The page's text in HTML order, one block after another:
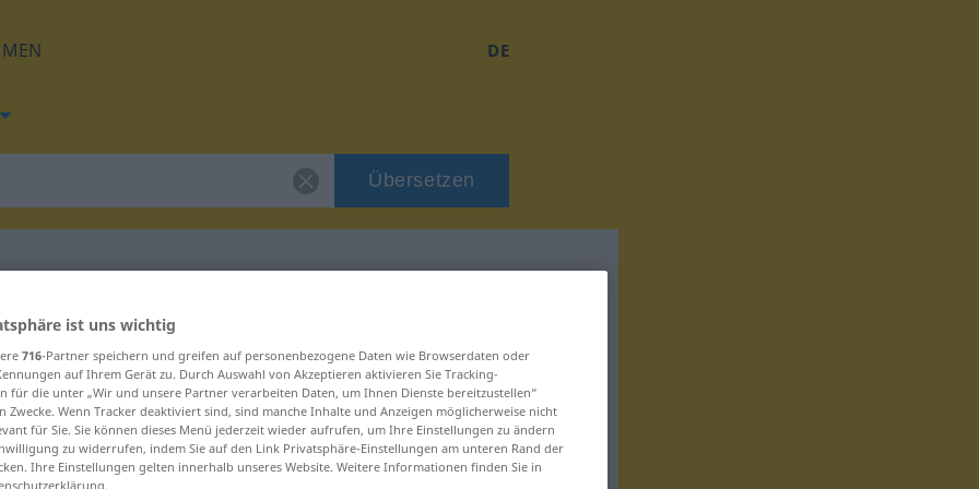
DE
Übersetzen
für "brazilski"
ist uns wichtig
716-Partner speichern und greifen auf personenbezogene Daten wie Browserdaten oder
auf Ihrem Gerät zu. Durch Auswahl von Akzeptieren aktivieren Sie Tracking-
für die unter „Wir und unsere Partner verarbeiten Daten, um Ihnen Dienste bereitzustellen“
Zwecke. Wenn Tracker deaktiviert sind, sind manche Inhalte und Anzeigen möglicherweise nicht
für Sie. Sie können dieses Menü jederzeit wieder aufrufen, um Ihre Einstellungen zu ändern
zu widerrufen, indem Sie auf den Link Privatsphäre-Einstellungen am unteren Rand der
Ihre Einstellungen gelten innerhalb unseres Website. Weitere Informationen finden Sie in